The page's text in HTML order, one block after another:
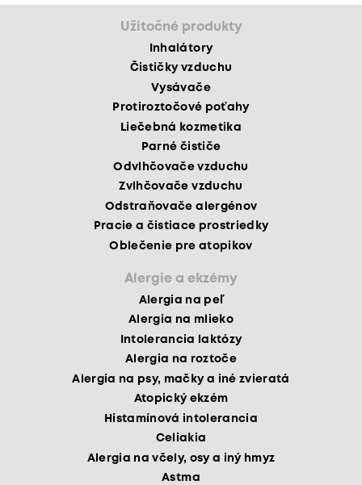
Užitočné produkty
Inhalátory
Čističky vzduchu
Vysávače
Protiroztočové poťahy
Liečebná kozmetika
Parné čističe
Odvlhčovače vzduchu
Zvlhčovače vzduchu
Odstraňovače alergénov
Pracie a čistiace prostriedky
Oblečenie pre atopikov
Alergie a ekzémy
Alergia na peľ
Alergia na mlieko
Intolerancia laktózy
Alergia na roztoče
Alergia na psy, mačky a iné zvieratá
Atopický ekzém
Histamínová intolerancia
Celiakia
Alergia na včely, osy a iný hmyz
Astma